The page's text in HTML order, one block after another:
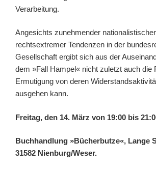
Verarbeitung.
Angesichts zunehmender
rechtsextremer Tendenzen in der
Gesellschaft ergibt sich aus der
dem »Fall Hampel« nicht zuletzt auch die
Ermutigung von deren
ausgehen kann.
Freitag, den 14. März von 19:00 bis
Buchhandlung »Bücherbutze«, Lange
31582 Nienburg/Weser.